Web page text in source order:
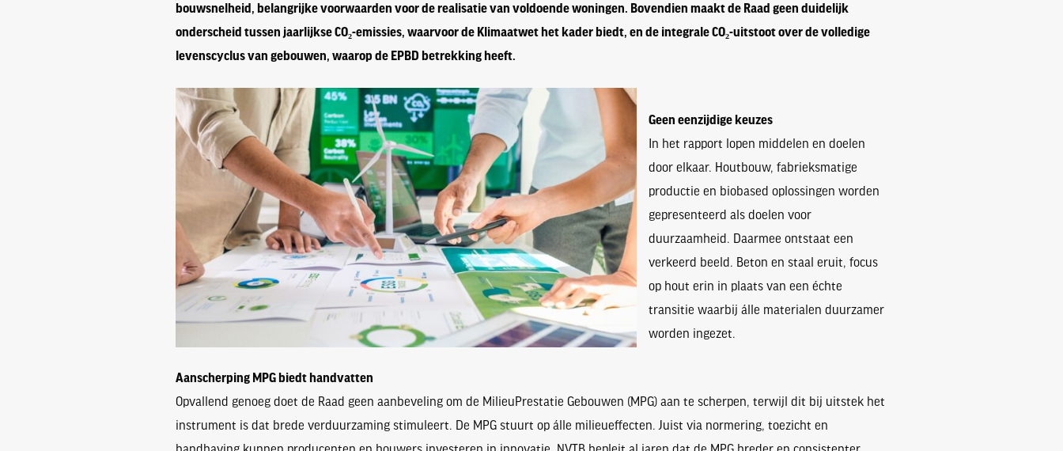
bouwsnelheid, belangrijke voorwaarden voor de realisatie van voldoende woningen. Bovendien maakt de Raad geen duidelijk
onderscheid tussen jaarlijkse CO₂-emissies, waarvoor de Klimaatwet het kader biedt, en de integrale CO₂-uitstoot over de volledige
levenscyclus van gebouwen, waarop de EPBD betrekking heeft.
Geen eenzijdige keuzes
In het rapport lopen middelen en doelen
door elkaar. Houtbouw, fabrieksmatige
productie en biobased oplossingen worden
gepresenteerd als doelen voor
duurzaamheid. Daarmee ontstaat een
verkeerd beeld. Beton en staal eruit, focus
op hout erin in plaats van een échte
transitie waarbij álle materialen duurzamer
worden ingezet.
Aanscherping MPG biedt handvatten
Opvallend genoeg doet de Raad geen aanbeveling om de MilieuPrestatie Gebouwen (MPG) aan te scherpen, terwijl dit bij uitstek het
instrument is dat brede verduurzaming stimuleert. De MPG stuurt op álle milieueffecten. Juist via normering, toezicht en
handhaving kunnen producenten en bouwers investeren in innovatie. NVTB bepleit al jaren dat de MPG breder en consistenter